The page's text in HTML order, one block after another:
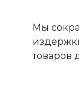
Мы
товаров